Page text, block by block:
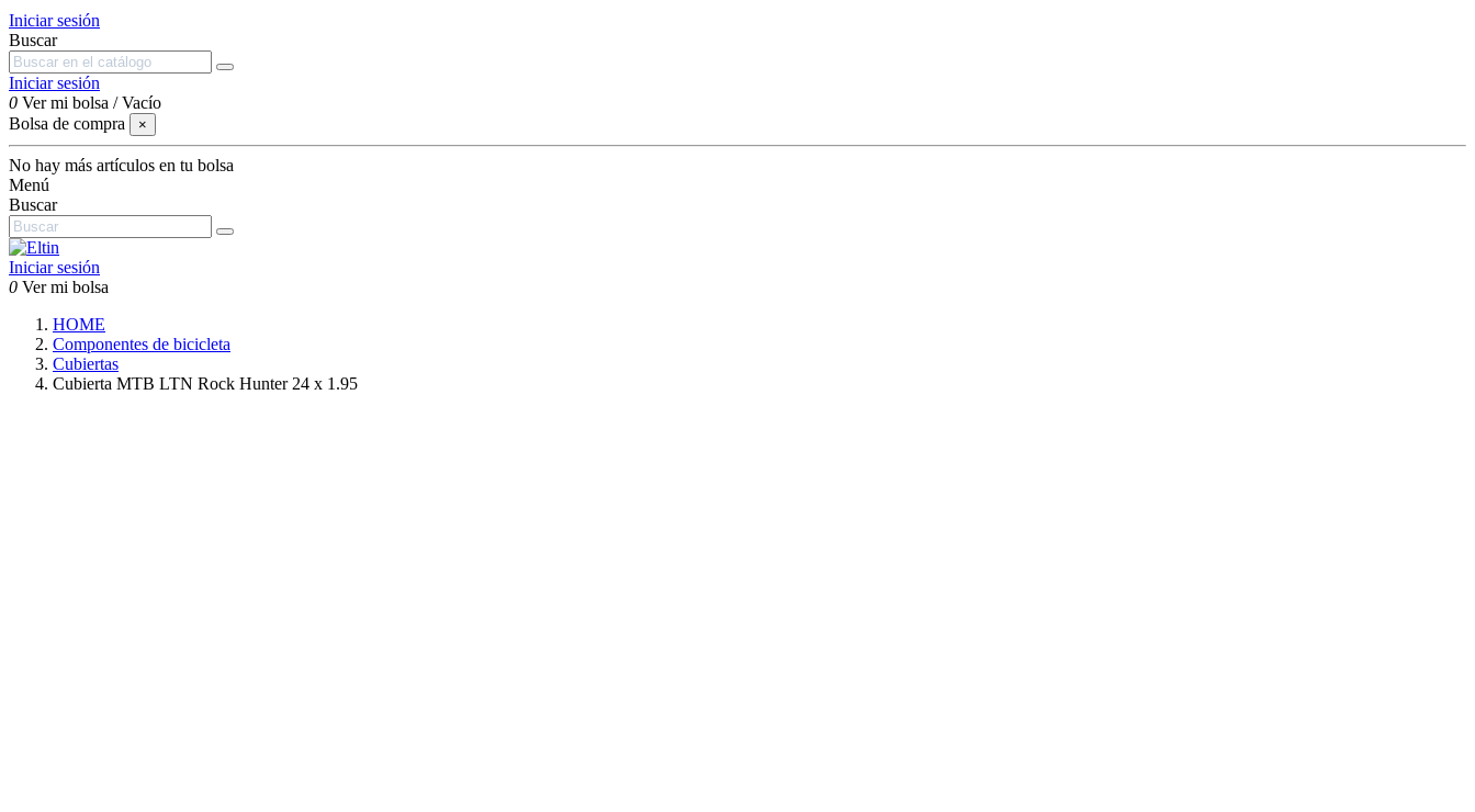
Iniciar sesión
Buscar
Iniciar sesión
0 Ver mi bolsa /Vacío
Bolsa de compra
×
No hay más artículos en tu bolsa
Menú
Buscar
Iniciar sesión
0 Ver mi bolsa
HOME
Componentes de bicicleta
Cubiertas
Cubierta MTB LTN Rock Hunter 24 x 1.95